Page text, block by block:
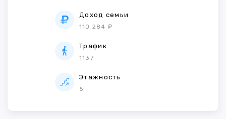
Доход семьи
110 284 ₽
Трафик
1137
Этажность
5